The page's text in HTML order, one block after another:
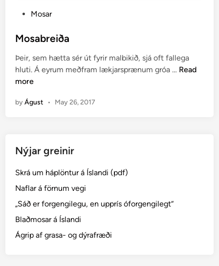
s
e
d
i
Mosar
Mosabreiða
Þeir, sem hætta sér út fyrir malbikið, sjá oft fallega
hluti. Á eyrum meðfram lækjarsprænum gróa … M
Read
more
byÁgust • May 26, 2017
Nýjar greinir
Skrá um háplöntur á Íslandi (pdf)
Naflar á förnum vegi
„Sáð er forgengilegu, en upprís óforgengilegt“
Blaðmosar á Íslandi
Ágrip af grasa- og dýrafræði